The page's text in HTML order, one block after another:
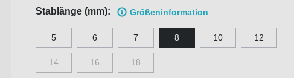
Stablänge (mm): Größeninformation
5 6 7 8 10 12
14 16 18